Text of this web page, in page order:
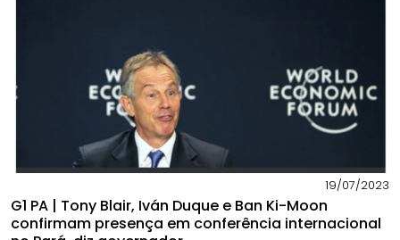
19/07/2023
G1 PA | Tony Blair, Iván Duque e Ban Ki-Moon
confirmam presença em conferência internacional